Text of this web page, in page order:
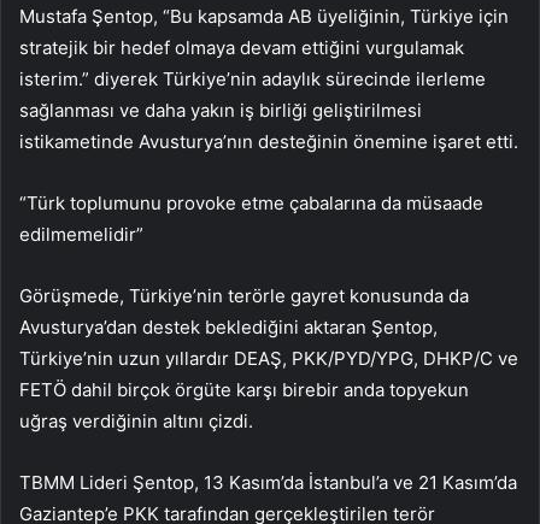
Mustafa Şentop, “Bu kapsamda AB üyeliğinin, Türkiye için
stratejik bir hedef olmaya devam ettiğini vurgulamak
isterim.” diyerek Türkiye’nin adaylık sürecinde ilerleme
sağlanması ve daha yakın iş birliği geliştirilmesi
istikametinde Avusturya’nın desteğinin önemine işaret etti.
“Türk toplumunu provoke etme çabalarına da müsaade
edilmemelidir”
Görüşmede, Türkiye’nin terörle gayret konusunda da
Avusturya’dan destek beklediğini aktaran Şentop,
Türkiye’nin uzun yıllardır DEAŞ, PKK/PYD/YPG, DHKP/C ve
FETÖ dahil birçok örgüte karşı birebir anda topyekun
uğraş verdiğinin altını çizdi.
TBMM Lideri Şentop, 13 Kasım’da İstanbul’a ve 21 Kasım’da
Gaziantep’e PKK tarafından gerçekleştirilen terör